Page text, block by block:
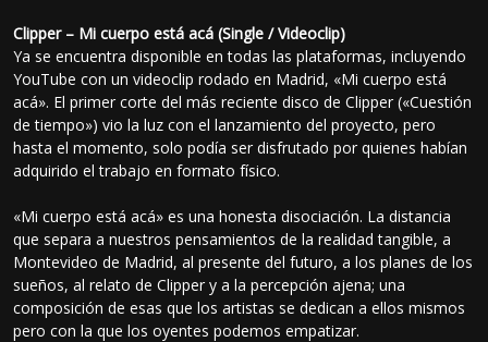
Clipper – Mi cuerpo está acá (Single / Videoclip)
Ya se encuentra disponible en todas las plataformas, incluyendo
YouTube con un videoclip rodado en Madrid, «Mi cuerpo está
acá». El primer corte del más reciente disco de Clipper («Cuestión
de tiempo») vio la luz con el lanzamiento del proyecto, pero
hasta el momento, solo podía ser disfrutado por quienes habían
adquirido el trabajo en formato físico.
«Mi cuerpo está acá» es una honesta disociación. La distancia
que separa a nuestros pensamientos de la realidad tangible, a
Montevideo de Madrid, al presente del futuro, a los planes de los
sueños, al relato de Clipper y a la percepción ajena; una
composición de esas que los artistas se dedican a ellos mismos
pero con la que los oyentes podemos empatizar.